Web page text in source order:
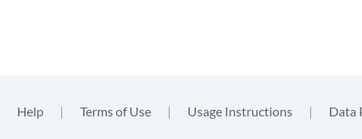
Help | Terms of Use | Usage Instructions | Data